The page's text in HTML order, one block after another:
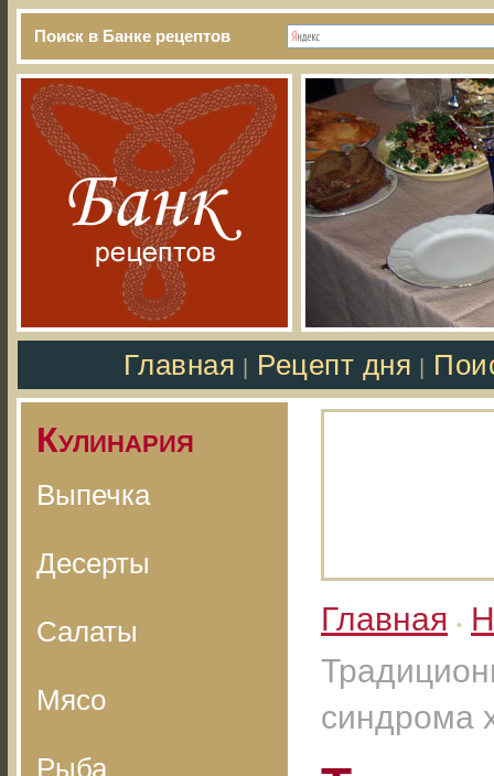
Поиск в Банке рецептов
Главная Рецепт дня
Кулинария
Выпечка
Десерты
Салаты
Мясо
Рыба
Главная •
синдрома